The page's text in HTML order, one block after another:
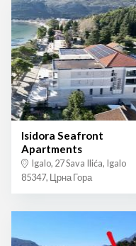
Isidora Seafront
Apartments
Igalo, 27 Sava Ilića, Igalo
85347, Црна Гора